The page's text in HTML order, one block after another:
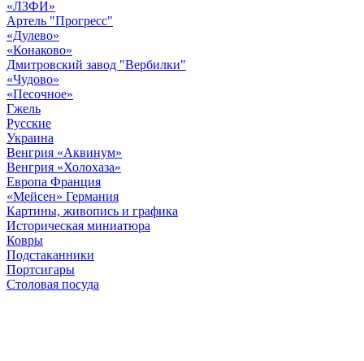
«ЛЗФИ»
Артель "Прогресс"
«Дулево»
«Конаково»
Дмитровский завод "Вербилки"
«Чудово»
«Песочное»
Гжель
Русские
Украина
Венгрия «Аквинум»
Венгрия «Холохаза»
Европа Франция
«Мейсен» Германия
Картины, живопись и графика
Историческая миниатюра
Ковры
Подстаканники
Портсигары
Столовая посуда